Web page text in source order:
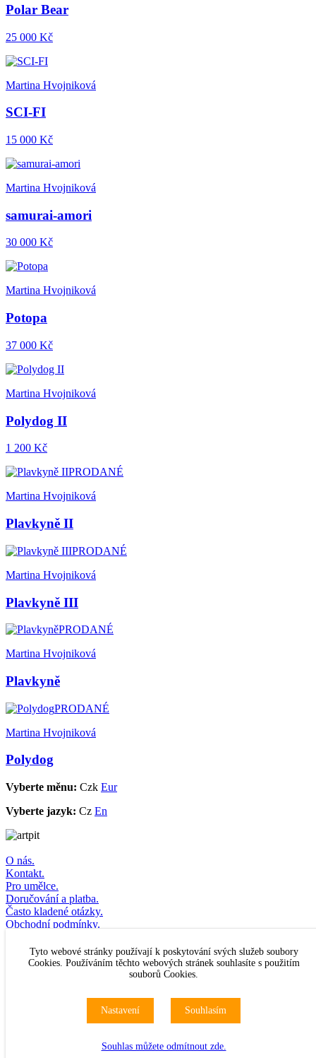
Polar Bear
25 000 Kč
Martina Hvojniková
SCI-FI
15 000 Kč
Martina Hvojniková
samurai-amori
30 000 Kč
Martina Hvojniková
Potopa
37 000 Kč
Martina Hvojniková
Polydog II
1 200 Kč
PRODANÉ
Martina Hvojniková
Plavkyně II
PRODANÉ
Martina Hvojniková
Plavkyně III
PRODANÉ
Martina Hvojniková
Plavkyně
PRODANÉ
Martina Hvojniková
Polydog
Vyberte měnu: Czk Eur
Vyberte jazyk: Cz En
O nás.
Kontakt.
Pro umělce.
Doručování a platba.
Často kladené otázky.
Obchodní podmínky.
Přihlašte se k odběru newsletteru
,fotografie,sklo šperkyamóda.
Všechna práva vyhrazena.
Tyto webové stránky používají k poskytování svých služeb soubory
Cookies. Používáním těchto webových stránek souhlasíte s použitím
souborů Cookies.
Nastavení Souhlasím
Souhlas můžete odmítnout zde.